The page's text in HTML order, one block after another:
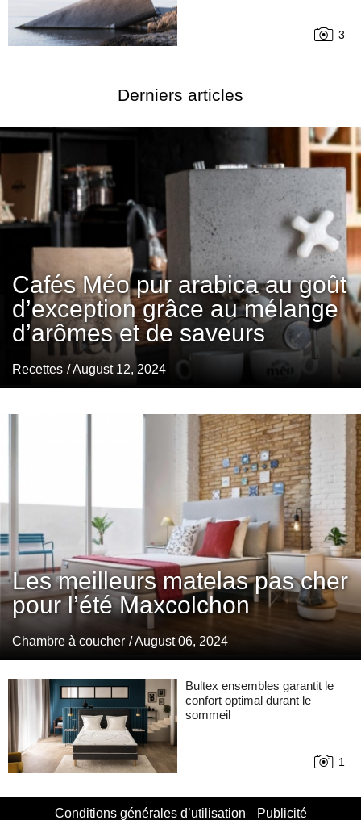
3
Derniers articles
Cafés Méo pur arabica au goût
d’exception grâce au mélange
d’arômes et de saveurs
Recettes / August 12, 2024
Les meilleurs matelas pas cher
pour l’été Maxcolchon
Chambre à coucher / August 06, 2024
Bultex ensembles garantit le
confort optimal durant le
sommeil
1
Conditions générales d’utilisation Publicité